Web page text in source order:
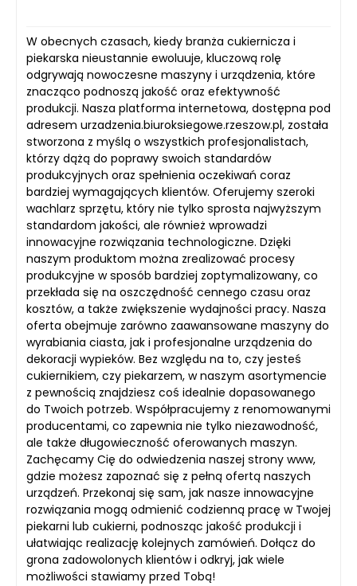
W obecnych czasach, kiedy branża cukiernicza i
piekarska nieustannie ewoluuje, kluczową rolę
odgrywają nowoczesne maszyny i urządzenia, które
znacząco podnoszą jakość oraz efektywność
produkcji. Nasza platforma internetowa, dostępna pod
adresem urzadzenia.biuroksiegowe.rzeszow.pl, została
stworzona z myślą o wszystkich profesjonalistach,
którzy dążą do poprawy swoich standardów
produkcyjnych oraz spełnienia oczekiwań coraz
bardziej wymagających klientów. Oferujemy szeroki
wachlarz sprzętu, który nie tylko sprosta najwyższym
standardom jakości, ale również wprowadzi
innowacyjne rozwiązania technologiczne. Dzięki
naszym produktom można zrealizować procesy
produkcyjne w sposób bardziej zoptymalizowany, co
przekłada się na oszczędność cennego czasu oraz
kosztów, a także zwiększenie wydajności pracy. Nasza
oferta obejmuje zarówno zaawansowane maszyny do
wyrabiania ciasta, jak i profesjonalne urządzenia do
dekoracji wypieków. Bez względu na to, czy jesteś
cukiernikiem, czy piekarzem, w naszym asortymencie
z pewnością znajdziesz coś idealnie dopasowanego
do Twoich potrzeb. Współpracujemy z renomowanymi
producentami, co zapewnia nie tylko niezawodność,
ale także długowieczność oferowanych maszyn.
Zachęcamy Cię do odwiedzenia naszej strony www,
gdzie możesz zapoznać się z pełną ofertą naszych
urządzeń. Przekonaj się sam, jak nasze innowacyjne
rozwiązania mogą odmienić codzienną pracę w Twojej
piekarni lub cukierni, podnosząc jakość produkcji i
ułatwiając realizację kolejnych zamówień. Dołącz do
grona zadowolonych klientów i odkryj, jak wiele
możliwości stawiamy przed Tobą!